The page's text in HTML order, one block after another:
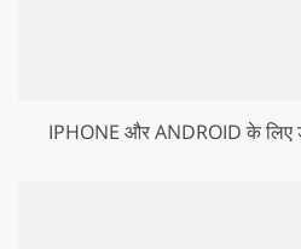
IPHONE और ANDROID के लिए